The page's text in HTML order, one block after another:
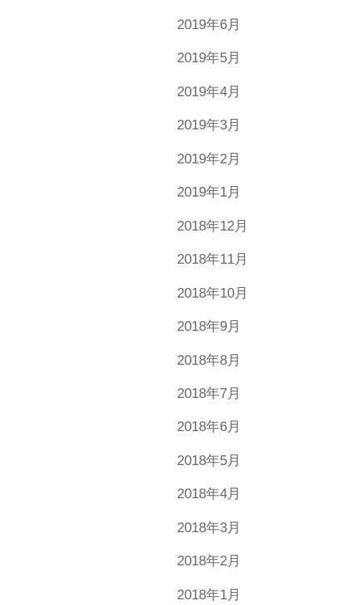
2019年6月
2019年5月
2019年4月
2019年3月
2019年2月
2019年1月
2018年12月
2018年11月
2018年10月
2018年9月
2018年8月
2018年7月
2018年6月
2018年5月
2018年4月
2018年3月
2018年2月
2018年1月